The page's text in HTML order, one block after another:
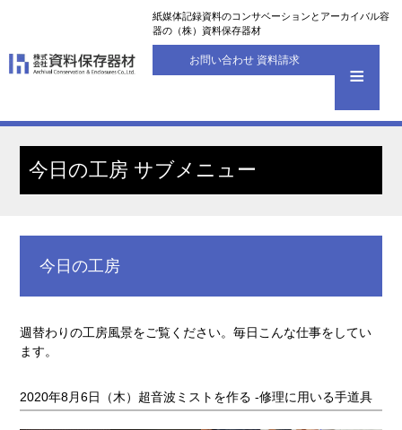
紙媒体記録資料のコンサベーションとアーカイバル容
器の（株）資料保存器材
お問い合わせ 資料請求
今日の工房 サブメニュー
今日の工房
週替わりの工房風景をご覧ください。毎日こんな仕事をしてい
ます。
2020年8月6日（木）超音波ミストを作る -修理に用いる手道具